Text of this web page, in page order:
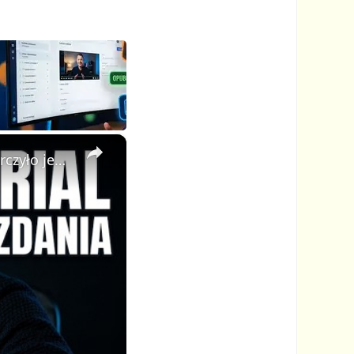
×
🦁 Stworzyłem cały animowany serial z AI w kilka minut — wystarczyło jedno zdanie!